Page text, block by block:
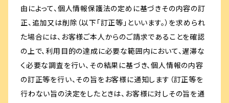
由によって、個人情報保護法の定めに基づきその内容の訂
正、追加又は削除（以下「訂正等」といいます。）を求められ
た場合には、お客様ご本人からのご請求であることを確認
の上で、利用目的の達成に必要な範囲内において、遅滞な
く必要な調査を行い、その結果に基づき、個人情報の内容
の訂正等を行い、その旨をお客様に通知します（訂正等を
行わない旨の決定をしたときは、お客様に対しその旨を通